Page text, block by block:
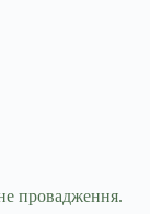
провадження.